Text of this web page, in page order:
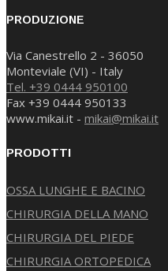
PRODUZIONE
Via Canestrello 2 - 36050
Monteviale (VI) - Italy
Tel. +39 0444 950100
Fax +39 0444 950133
www.mikai.it - mikai@mikai.it
PRODOTTI
OSSA LUNGHE E BACINO
CHIRURGIA DELLA MANO
CHIRURGIA DEL PIEDE
CHIRURGIA ORTOPEDICA